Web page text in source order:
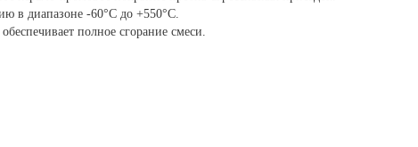
в диапазоне -60°C до +550°C.
полное сгорание смеси.